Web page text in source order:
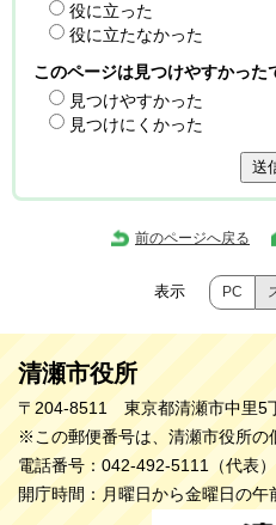
役に立った
役に立たなかった
このページは見つけやすかった
見つけやすかった
見つけにくかった
送
前のページへ戻る
表示 PC
清瀬市役所
〒204-8511 東京都清瀬市中里5
※この郵便番号は、清瀬市役所の
電話番号：042-492-5111（代表）
開庁時間：月曜日から金曜日の